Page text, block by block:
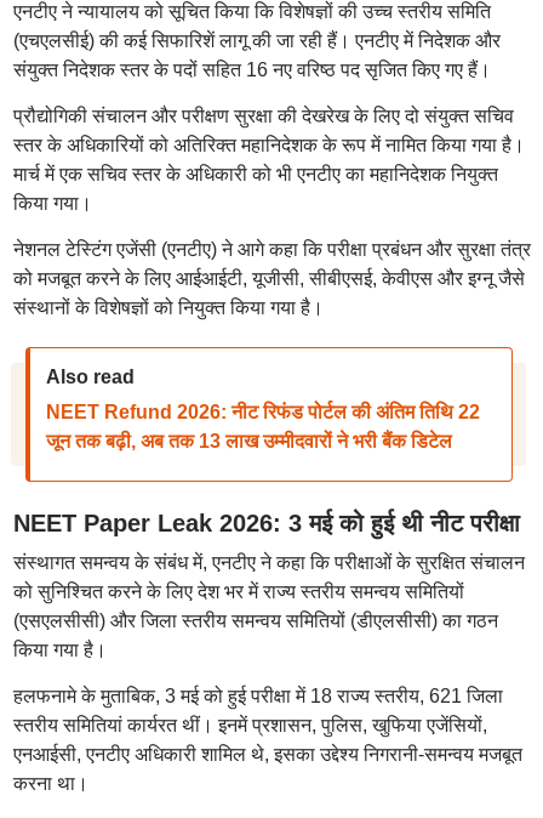
एनटीए ने न्यायालय को सूचित किया कि विशेषज्ञों की उच्च स्तरीय समिति
(एचएलसीई) की कई सिफारिशें लागू की जा रही हैं। एनटीए में निदेशक और
संयुक्त निदेशक स्तर के पदों सहित 16 नए वरिष्ठ पद सृजित किए गए हैं।
प्रौद्योगिकी संचालन और परीक्षण सुरक्षा की देखरेख के लिए दो संयुक्त सचिव
स्तर के अधिकारियों को अतिरिक्त महानिदेशक के रूप में नामित किया गया है।
मार्च में एक सचिव स्तर के अधिकारी को भी एनटीए का महानिदेशक नियुक्त
किया गया।
नेशनल टेस्टिंग एजेंसी (एनटीए) ने आगे कहा कि परीक्षा प्रबंधन और सुरक्षा तंत्र
को मजबूत करने के लिए आईआईटी, यूजीसी, सीबीएसई, केवीएस और इग्नू जैसे
संस्थानों के विशेषज्ञों को नियुक्त किया गया है।
Also read
NEET Refund 2026: नीट रिफंड पोर्टल की अंतिम तिथि 22
जून तक बढ़ी, अब तक 13 लाख उम्मीदवारों ने भरी बैंक डिटेल
NEET Paper Leak 2026: 3 मई को हुई थी नीट परीक्षा
संस्थागत समन्वय के संबंध में, एनटीए ने कहा कि परीक्षाओं के सुरक्षित संचालन
को सुनिश्चित करने के लिए देश भर में राज्य स्तरीय समन्वय समितियों
(एसएलसीसी) और जिला स्तरीय समन्वय समितियों (डीएलसीसी) का गठन
किया गया है।
हलफनामे के मुताबिक, 3 मई को हुई परीक्षा में 18 राज्य स्तरीय, 621 जिला
स्तरीय समितियां कार्यरत थीं। इनमें प्रशासन, पुलिस, खुफिया एजेंसियों,
एनआईसी, एनटीए अधिकारी शामिल थे, इसका उद्देश्य निगरानी-समन्वय मजबूत
करना था।